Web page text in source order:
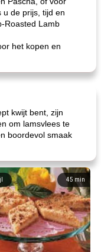
u de prijs, tijd en
Roasted Lamb
het kopen en
kwijt bent, zijn
om lamsvlees te
boordevol smaak
45 min